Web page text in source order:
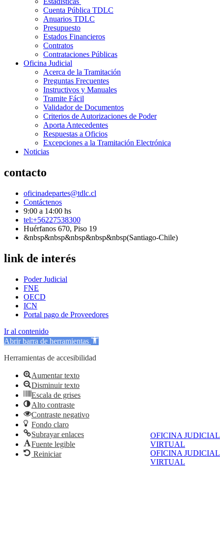
OFICINA JUDICIAL
VIRTUAL
OFICINA JUDICIAL
VIRTUAL
Cuenta Pública TDLC
Anuarios TDLC
Presupuesto
Estados Financieros
Contratos
Contrataciones Públicas
Oficina Judicial
Acerca de la Tramitación
Preguntas Frecuentes
Instructivos y Manuales
Tramite Fácil
Validador de Documentos
Criterios de Autorizaciones de Poder
Aporta Antecedentes
Respuestas a Oficios
Excepciones a la Tramitación Electrónica
Noticias
contacto
oficinadepartes@tdlc.cl
Contáctenos
9:00 a 14:00 hs
tel:+56227538300
Huérfanos 670, Piso 19
&nbsp&nbsp&nbsp&nbsp&nbsp(Santiago-Chile)
link de interés
Poder Judicial
FNE
OECD
ICN
Portal pago de Proveedores
Ir al contenido
Abrir barra de herramientas
Herramientas de accesibilidad
Aumentar texto
Disminuir texto
Escala de grises
Alto contraste
Contraste negativo
Fondo claro
Subrayar enlaces
Fuente legible
Reiniciar